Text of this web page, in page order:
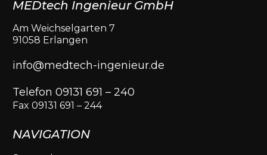
MEDtech Ingenieur GmbH
Am Weichselgarten 7
91058 Erlangen
info@medtech-ingenieur.de
Telefon 09131 691 – 240
Fax 09131 691 – 244
NAVIGATION